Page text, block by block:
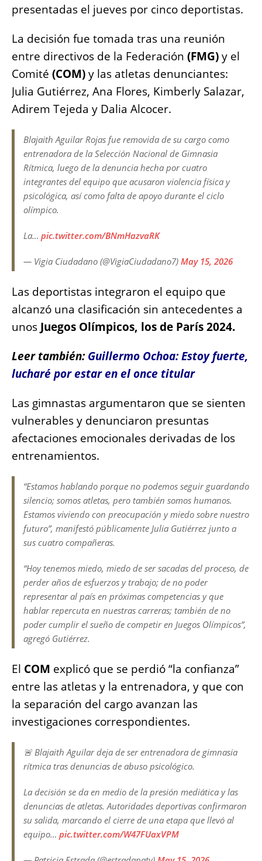
presentadas el jueves por cinco deportistas.
La decisión fue tomada tras una reunión
entre directivos de la Federación (FMG)y el
Comité (COM)y las atletas denunciantes:
Julia Gutiérrez, Ana Flores, Kimberly Salazar,
Adirem Tejeda y Dalia Alcocer.
Blajaith Aguilar Rojas fue removida de su cargo como
entrenadora de la Selección Nacional de Gimnasia
Rítmica, luego de la denuncia hecha por cuatro
integrantes del equipo que acusaron violencia física y
psicológica, así como falta de apoyo durante el ciclo
olímpico.
La… pic.twitter.com/BNmHazvaRK
— Vigia Ciudadano (@VigiaCiudadano7) May 15, 2026
Las deportistas integraron el equipo que
alcanzó una clasificación sin antecedentes a
unos Juegos Olímpicos, los de París 2024.
Leer también:Guillermo Ochoa: Estoy fuerte,
lucharé por estar en el once titular
Las gimnastas argumentaron que se sienten
vulnerables y denunciaron presuntas
afectaciones emocionales derivadas de los
entrenamientos.
“Estamos hablando porque no podemos seguir guardando
silencio; somos atletas, pero también somos humanos.
Estamos viviendo con preocupación y miedo sobre nuestro
futuro”, manifestó públicamente Julia Gutiérrez junto a
sus cuatro compañeras.
“Hoy tenemos miedo, miedo de ser sacadas del proceso, de
perder años de esfuerzos y trabajo; de no poder
representar al país en próximas competencias y que
hablar repercuta en nuestras carreras; también de no
poder cumplir el sueño de competir en Juegos Olímpicos”,
agregó Gutiérrez.
El COM explicó que se perdió “la confianza”
entre las atletas y la entrenadora, y que con
la separación del cargo avanzan las
investigaciones correspondientes.
🚨 Blajaith Aguilar deja de ser entrenadora de gimnasia
rítmica tras denuncias de abuso psicológico.
La decisión se da en medio de la presión mediática y las
denuncias de atletas. Autoridades deportivas confirmaron
su salida, marcando el cierre de una etapa que llevó al
equipo… pic.twitter.com/W47FUaxVPM